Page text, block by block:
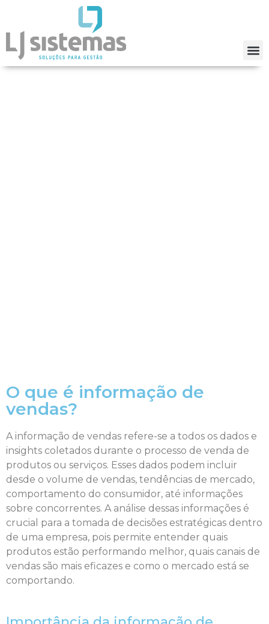
O que é informação de
vendas?
A informação de vendas refere-se a todos os dados e
insights coletados durante o processo de venda de
produtos ou serviços. Esses dados podem incluir
desde o volume de vendas, tendências de mercado,
comportamento do consumidor, até informações
sobre concorrentes. A análise dessas informações é
crucial para a tomada de decisões estratégicas dentro
de uma empresa, pois permite entender quais
produtos estão performando melhor, quais canais de
vendas são mais eficazes e como o mercado está se
comportando.